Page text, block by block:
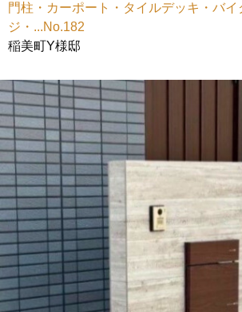
門柱・カーポート・タイルデッキ・バイ
ジ・...No.182
稲美町Y様邸